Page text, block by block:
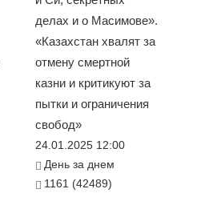
делах и о Масимове».
«Казахстан хвалят за
отмену смертной
казни и критикуют за
пытки и ограничения
свобод»
24.01.2025 12:00
День за днем
1161 (42489)